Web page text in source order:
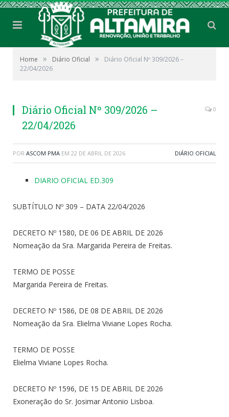
Home » Diário Oficial »
Diário Oficial Nº 309/2026 –
22/04/2026
Diário Oficial Nº 309/2026 –
22/04/2026
0
POR ASCOM PMA EM 22 DE ABRIL DE 2026 DIÁRIO OFICIAL
DIARIO OFICIAL ED.309
SUBTÍTULO Nº 309 – DATA 22/04/2026
DECRETO Nº 1580, DE 06 DE ABRIL DE 2026
Nomeação da Sra. Margarida Pereira de Freitas.
TERMO DE POSSE
Margarida Pereira de Freitas.
DECRETO Nº 1586, DE 08 DE ABRIL DE 2026
Nomeação da Sra. Elielma Viviane Lopes Rocha.
TERMO DE POSSE
Elielma Viviane Lopes Rocha.
DECRETO Nº 1596, DE 15 DE ABRIL DE 2026
Exoneração do Sr. Josimar Antonio Lisboa.